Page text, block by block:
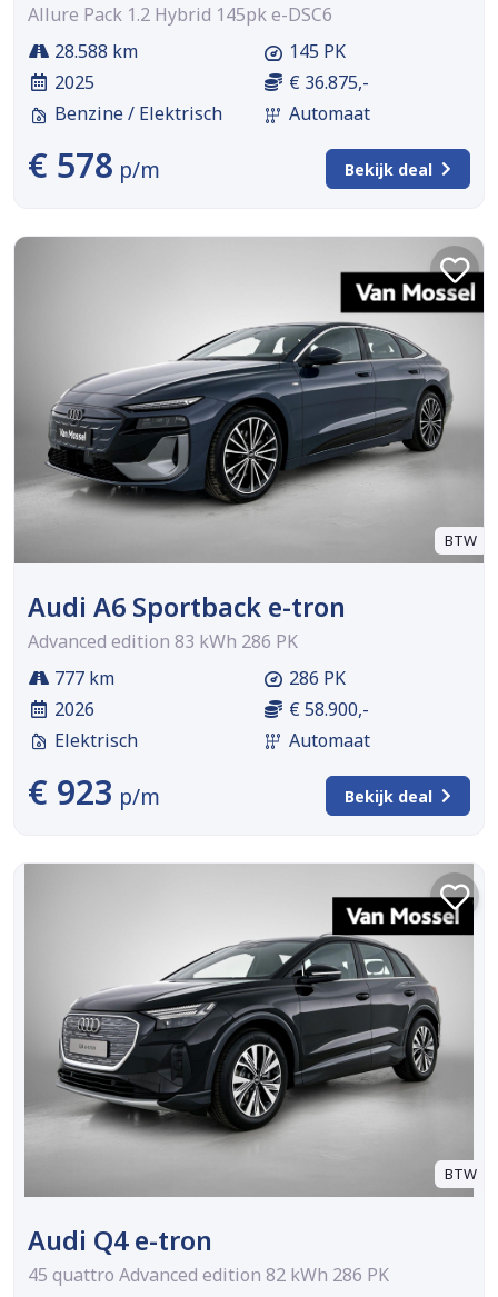
Allure Pack 1.2 Hybrid 145pk e-DSC6
28.588 km
2025
Benzine / Elektrisch
145 PK
€ 36.875,-
Automaat
€ 578 p/m Bekijk deal
BTW
Audi A6 Sportback e-tron
Advanced edition 83 kWh 286 PK
777 km
2026
Elektrisch
286 PK
€ 58.900,-
Automaat
€ 923 p/m Bekijk deal
BTW
Audi Q4 e-tron
45 quattro Advanced edition 82 kWh 286 PK